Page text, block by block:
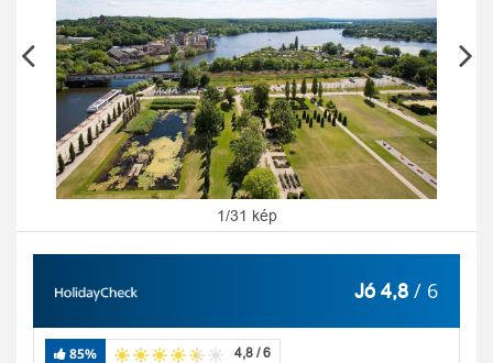
Previous
1/31 kép
Jó 4,8 / 6
85% 4,8 / 6